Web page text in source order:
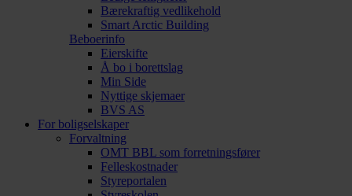
Bærekraftig vedlikehold
Smart Arctic Building
Beboerinfo
Eierskifte
Å bo i borettslag
Min Side
Nyttige skjemaer
BVS AS
For boligselskaper
Forvaltning
OMT BBL som forretningsfører
Felleskostnader
Styreportalen